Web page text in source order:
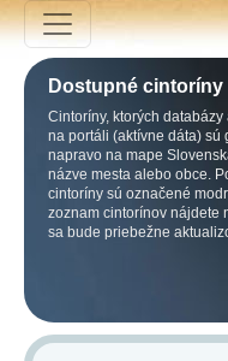
Dostupné cintoríny
Cintoríny, ktorých
na portáli (aktívne dáta) sú
napravo na mape
názve mesta alebo obce.
cintoríny sú označené
zoznam cintorínov nájdete
sa bude priebežne